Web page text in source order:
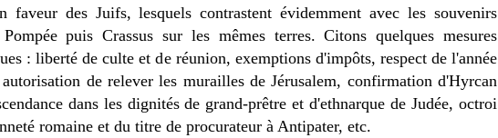
faveur des Juifs, lesquels contrastent évidemment avec les souvenirs
puis Crassus sur les mêmes terres. Citons quelques mesures
: liberté de culte et de réunion, exemptions d'impôts, respect de l'année
autorisation de relever les murailles de Jérusalem, confirmation d'Hyrcan
dans les dignités de grand-prêtre et d'ethnarque de Judée, octroi
romaine et du titre de procurateur à Antipater, etc.